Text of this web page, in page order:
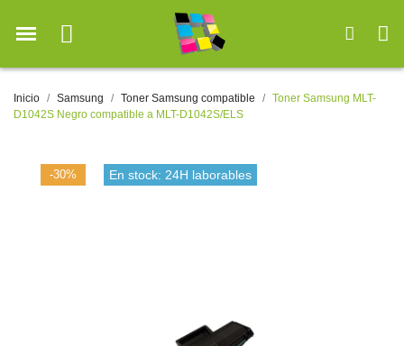
Inicio Samsung Toner Samsung compatible
Toner Samsung MLT-
D1042S Negro compatible a MLT-D1042S/ELS
-30% En stock: 24H laborables